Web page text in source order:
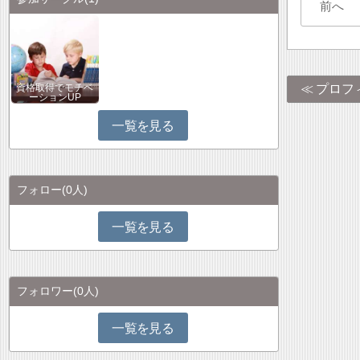
前へ
プロフ
資格取得でモチベ
ーションUP
一覧を見る
フォロー(0人)
一覧を見る
フォロワー(0人)
一覧を見る